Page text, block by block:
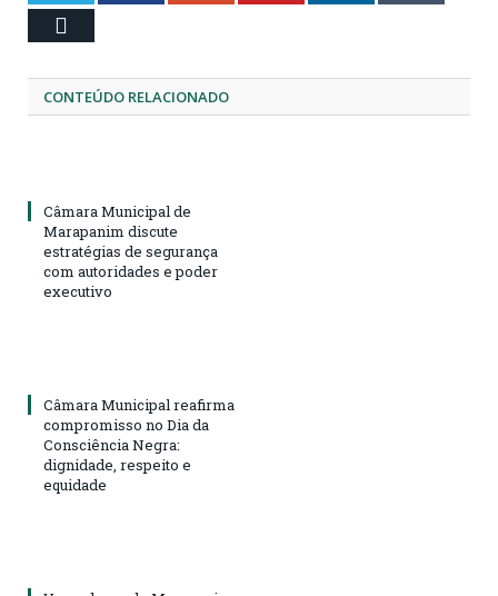
CONTEÚDO RELACIONADO
Câmara Municipal de
Marapanim discute
estratégias de segurança
com autoridades e poder
executivo
Câmara Municipal reafirma
compromisso no Dia da
Consciência Negra:
dignidade, respeito e
equidade